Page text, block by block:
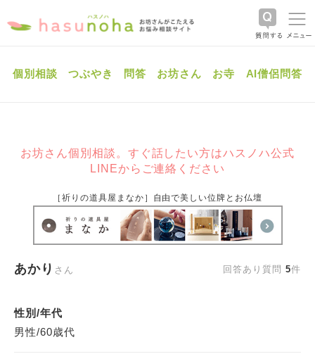
個別相談 つぶやき 問答 お坊さん お寺 AI僧侶問答
お坊さん個別相談。すぐ話したい方はハスノハ公式
LINEからご連絡ください
［祈りの道具屋まなか］自由で美しい位牌とお仏壇
あかり さん 回答あり質問5件
性別/年代
男性/60歳代